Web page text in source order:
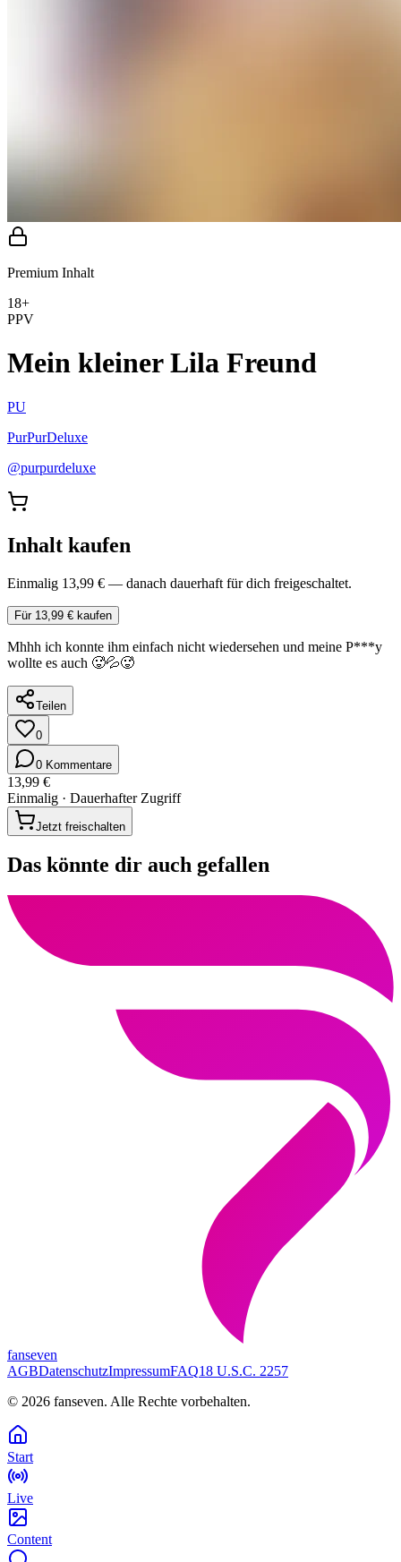
Premium Inhalt
18+
PPV
Mein kleiner Lila Freund
PU
PurPurDeluxe
@purpurdeluxe
Inhalt kaufen
Einmalig 13,99 € — danach dauerhaft für dich freigeschaltet.
Für 13,99 € kaufen
Mhhh ich konnte ihm einfach nicht wiedersehen und meine P***y
wollte es auch 🥵💦🥵
Teilen
0
0 Kommentare
13,99 €
Einmalig · Dauerhafter Zugriff
Jetzt freischalten
Das könnte dir auch gefallen
fanseven
AGBDatenschutzImpressumFAQ18 U.S.C. 2257
© 2026 fanseven. Alle Rechte vorbehalten.
Start
Live
Content